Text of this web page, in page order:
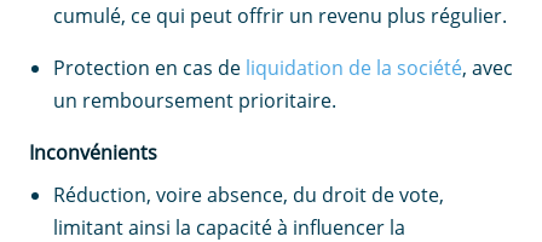
cumulé, ce qui peut offrir un revenu plus régulier.
Protection en cas de liquidation de la société, avec
un remboursement prioritaire.
Inconvénients
Réduction, voire absence, du droit de vote,
limitant ainsi la capacité à influencer la